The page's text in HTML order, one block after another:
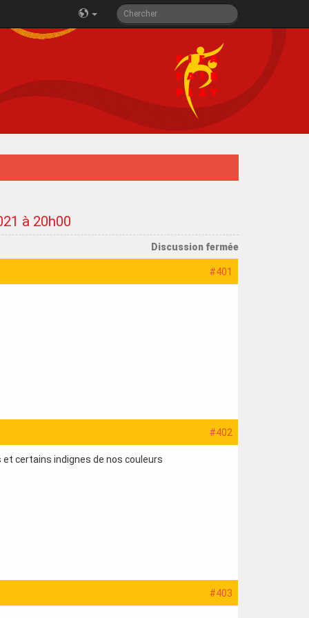
à 20h00
Discussion fermée
#401
#402
certains indignes de nos couleurs
#403